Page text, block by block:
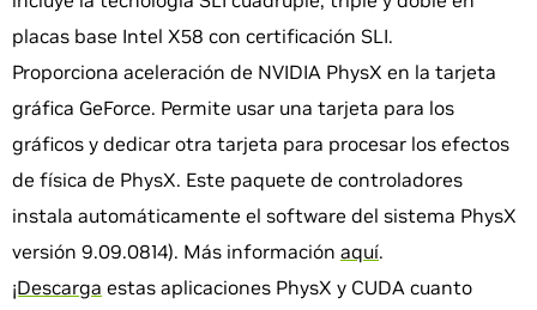
placas base Intel X58 con certificación SLI.
Proporciona aceleración de NVIDIA PhysX en la tarjeta
gráfica GeForce. Permite usar una tarjeta para los
gráficos y dedicar otra tarjeta para procesar los efectos
de física de PhysX. Este paquete de controladores
instala automáticamente el software del sistema PhysX
versión 9.09.0814). Más información aquí.
¡Descarga estas aplicaciones PhysX y CUDA cuanto